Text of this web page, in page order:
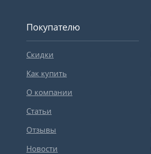
Покупателю
Скидки
Как купить
О компании
Статьи
Отзывы
Новости